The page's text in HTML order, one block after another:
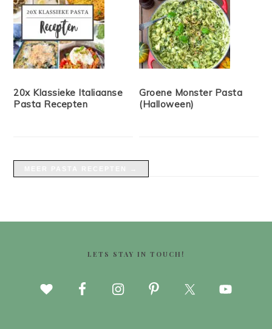
20x Klassieke Italiaanse
Pasta Recepten
Groene Monster Pasta
(Halloween)
LETS STAY IN TOUCH!